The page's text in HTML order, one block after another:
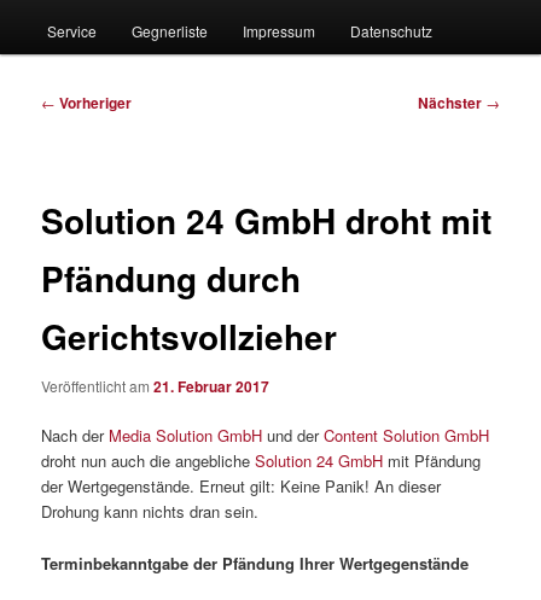
Service Gegnerliste Impressum Datenschutz
Beitragsnavigation
← Vorheriger Nächster →
Solution 24 GmbH droht mit
Pfändung durch
Gerichtsvollzieher
Veröffentlicht am21. Februar 2017
Nach der Media Solution GmbH und derContent Solution GmbH
droht nun auch die angeblicheSolution 24 GmbH mit Pfändung
der Wertgegenstände. Erneut gilt: Keine Panik! An dieser
Drohung kann nichts dran sein.
Terminbekanntgabe der Pfändung Ihrer Wertgegenstände